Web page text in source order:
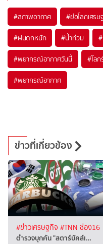
#สภาพอากาศ #ย่อโลกเศรษ
#ฝนตกหนัก #น้ำท่วม #
#พยากรณ์อากาศวันนี้ #โล
#พยากรณ์อากาศ
ข่าวที่เกี่ยวข้อง
#ข่าวเศรษฐกิจ #TNN ช่อง16
ตำรวจบุกค้น "สตาร์บัคส์เ…